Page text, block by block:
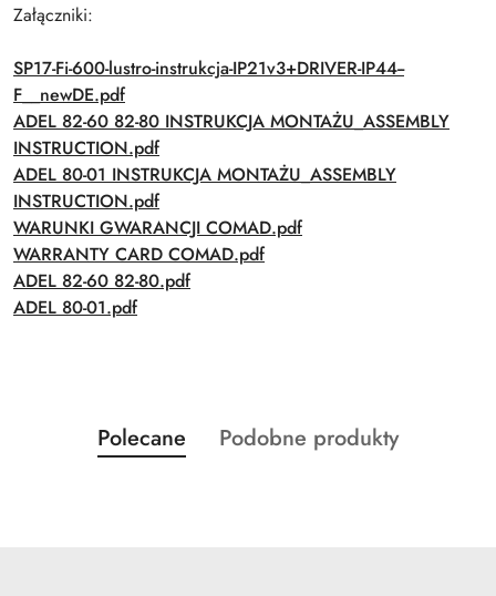
Załączniki:
SP17-Fi-600-lustro-instrukcja-IP21v3+DRIVER-IP44--
F__newDE.pdf
ADEL 82-60 82-80 INSTRUKCJA MONTAŻU_ASSEMBLY
INSTRUCTION.pdf
ADEL 80-01 INSTRUKCJA MONTAŻU_ASSEMBLY
INSTRUCTION.pdf
WARUNKI GWARANCJI COMAD.pdf
WARRANTY CARD COMAD.pdf
ADEL 82-60 82-80.pdf
ADEL 80-01.pdf
Pomiń karuzelę produktów
Produkty
o
Polecane
Produkty
Podobne produkty